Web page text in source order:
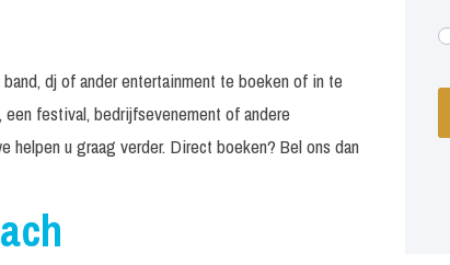
dj of ander entertainment te boeken of in te
festival, bedrijfsevenement of andere
u graag verder. Direct boeken? Bel ons dan